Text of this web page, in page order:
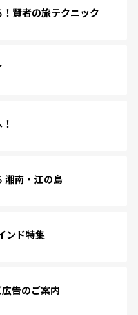
賢者の旅テクニック
湘南・江の島
ンド特集
広告のご案内